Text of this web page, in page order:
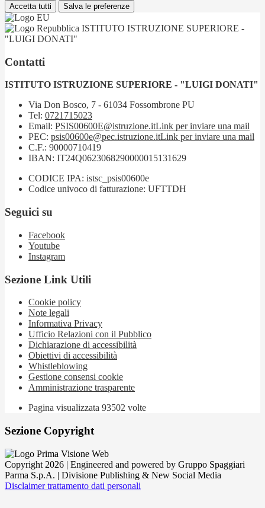
Accetta tutti Salva le preferenze
ISTITUTO ISTRUZIONE SUPERIORE -
"LUIGI DONATI"
Contatti
ISTITUTO ISTRUZIONE SUPERIORE - "LUIGI DONATI"
Via Don Bosco, 7 - 61034 Fossombrone PU
Tel: 0721715023
Email: PSIS00600E@istruzione.itLink per inviare una mail
PEC: psis00600e@pec.istruzione.itLink per inviare una mail
C.F.: 90000710419
IBAN: IT24Q0623068290000015131629
CODICE IPA: istsc_psis00600e
Codice univoco di fatturazione: UFTTDH
Seguici su
Facebook
Youtube
Instagram
Sezione Link Utili
Cookie policy
Note legali
Informativa Privacy
Ufficio Relazioni con il Pubblico
Dichiarazione di accessibilità
Obiettivi di accessibilità
Whistleblowing
Gestione consensi cookie
Amministrazione trasparente
Pagina visualizzata 93502 volte
Sezione Copyright
Copyright 2026 | Engineered and powered by Gruppo Spaggiari
Parma S.p.A. | Divisione Publishing & New Social Media
Disclaimer trattamento dati personali